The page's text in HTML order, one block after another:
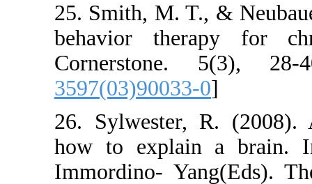
25. Smith, M.
behavior
3597(03)90033-
26. Sylwester,
how to
Immordino-